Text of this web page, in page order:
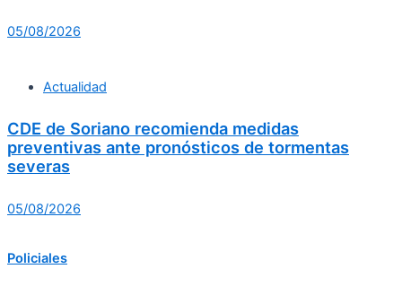
05/08/2026
Actualidad
CDE de Soriano recomienda medidas
preventivas ante pronósticos de tormentas
severas
05/08/2026
Policiales